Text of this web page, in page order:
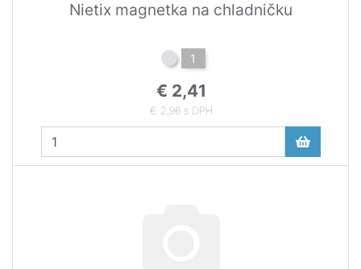
Nietix magnetka na chladničku
1
€ 2,41
€ 2,96 s DPH